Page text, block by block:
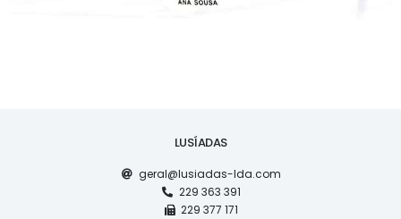
LUSÍADAS
geral@lusiadas-lda.com
229 363 391
229 377 171